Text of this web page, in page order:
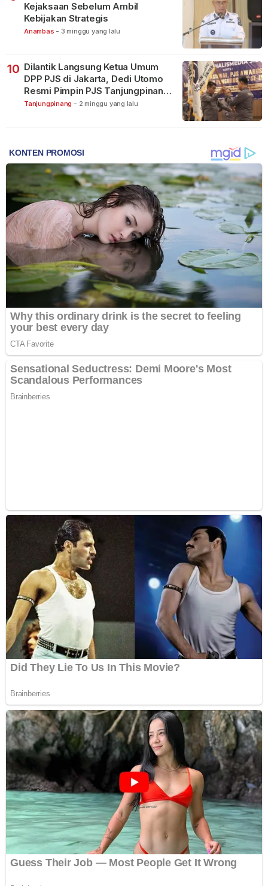
Kejaksaan Sebelum Ambil
Kebijakan Strategis
Anambas - 3 minggu yang lalu
10 Dilantik Langsung Ketua Umum
DPP PJS di Jakarta, Dedi Utomo
Resmi Pimpin PJS Tanjungpinang-
Bintan
Tanjungpinang - 2 minggu yang lalu